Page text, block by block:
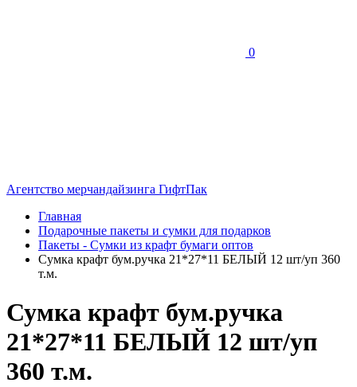
0
Агентство мерчандайзинга ГифтПак
Главная
Подарочные пакеты и сумки для подарков
Пакеты - Сумки из крафт бумаги оптов
Сумка крафт бум.ручка 21*27*11 БЕЛЫЙ 12 шт/уп 360
т.м.
Сумка крафт бум.ручка
21*27*11 БЕЛЫЙ 12 шт/уп
360 т.м.